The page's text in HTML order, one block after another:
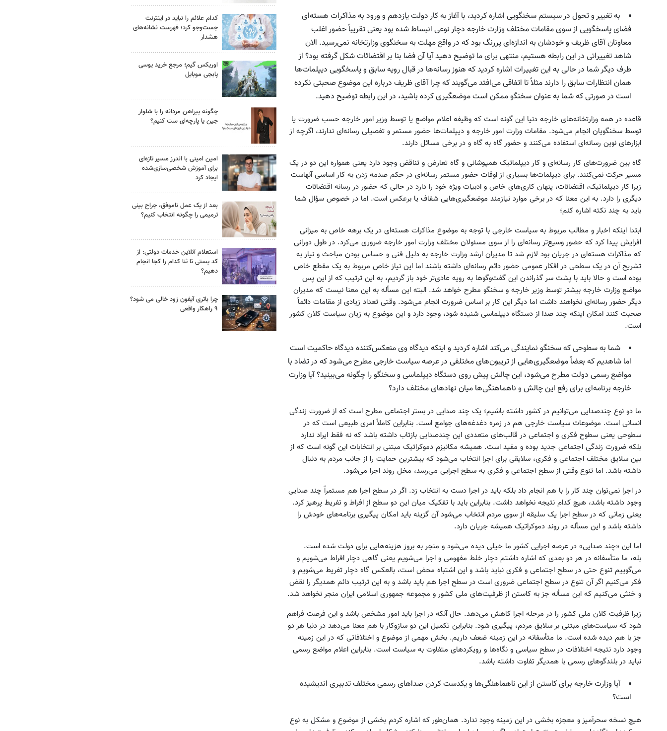
به تغییر و تحول در سیستم سخنگویی اشاره کردید، با آغاز به کار دولت یازدهم و ورود به مذاکرات هسته‌ای
فضای پاسخگویی از سوی مقامات مختلف وزارت خارجه دچار نوعی انبساط شده بود یعنی تقریباً حضور اغلب
معاونان آقای ظریف و خودشان به اندازه‌ای پررنگ بود که در واقع مهلت به سخنگوی وزارتخانه نمی‌رسید. الان
شاهد تغییراتی در این رابطه هستیم، منتهی برای ما توضیح دهید آیا آن فضا بنا بر اقتضائات شکل گرفته بود؟ از
طرف دیگر شما در حالی به این تغییرات اشاره کردید که هنوز رسانه‌ها در قبال رویه سابق و پاسخگویی دیپلمات‌ها
همان انتظارات سابق را دارند مثلاً تا اتفاقی می‌افتد می‌گویند که چرا آقای ظریف درباره این موضوع صحبتی نکرده
است در صورتی که شما به عنوان سخنگو ممکن است موضعگیری کرده باشید، در این رابطه توضیح دهید.
قاعده در همه وزارتخانه‌های خارجه دنیا این گونه است که وظیفه اعلام مواضع یا توسط وزیر امور خارجه حسب ضرورت یا
توسط سخنگویان انجام می‌شود. مقامات وزارت امور خارجه و دیپلمات‌ها حضور مستمر و تفصیلی رسانه‌ای ندارند، اگرچه از
ابزارهای نوین رسانه‌ای استفاده می‌کنند و حضور گاه به گاه و در برخی مسائل دارند.
گاه بین ضرورت‌های کار رسانه‌ای و کار دیپلماتیک همپوشانی و گاه تعارض و تناقض وجود دارد یعنی همواره این دو در یک
مسیر حرکت نمی‌کنند. برای دیپلمات‌ها بسیاری از اوقات حضور مستمر رسانه‌ای در حکم صدمه زدن به کار اساسی آنهاست
زیرا کار دیپلماتیک، اقتضائات، پنهان کاری‌های خاص و ادبیات ویژه خود را دارد در حالی که حضور در رسانه اقتضائات
دیگری را دارد. به این معنا که در برخی موارد نیازمند موضعگیری‌هایی شفاف یا برعکس است. اما در خصوص سؤال شما
باید به چند نکته اشاره کنم؛
ابتدا اینکه اخبار و مطالب مربوط به سیاست خارجی با توجه به موضوع مذاکرات هسته‌ای در یک برهه خاص به میزانی
افزایش پیدا کرد که حضور وسیع‌تر رسانه‌ای را از سوی مسئولان مختلف وزارت امور خارجه ضروری می‌کرد. در طول دورانی
که مذاکرات هسته‌ای در جریان بود لازم شد تا مدیران ارشد وزارت خارجه به دلیل فنی و حساس بودن مباحث و نیاز به
تشریح آن در یک سطحی در افکار عمومی حضور دائم رسانه‌ای داشته باشند اما این نیاز خاص مربوط به یک مقطع خاص
بوده است و حالا باید با پشت سر گذراندن این گفت‌و‌گوها به رویه عادی‌تر خود باز گردیم، به این ترتیب که از این پس
مواضع وزارت خارجه بیشتر توسط وزیر خارجه و سخنگو مطرح خواهد شد. البته این مسأله به این معنا نیست که مدیران
دیگر حضور رسانه‌ای نخواهند داشت اما دیگر این کار بر اساس ضرورت انجام می‌شود. وقتی تعداد زیادی از مقامات دائماً
صحبت کنند امکان اینکه چند صدا از دستگاه دیپلماسی شنیده شود، وجود دارد و این موضوع به زیان سیاست کلان کشور
است.
شما به سطوحی که سخنگو نمایندگی می‌کند اشاره کردید و اینکه دیدگاه وی منعکس‌کننده دیدگاه حاکمیت است
اما شاهدیم که بعضاً موضعگیری‌هایی از تریبون‌های مختلفی در عرصه سیاست خارجی مطرح می‌شود که در تضاد با
مواضع رسمی دولت مطرح می‌شود، این چالش پیش روی دستگاه دیپلماسی و سخنگو را چگونه می‌بینید؟ آیا وزارت
خارجه برنامه‌ای برای رفع این چالش و ناهماهنگی‌ها میان نهادهای مختلف دارد؟
ما دو نوع چندصدایی می‌توانیم در کشور داشته باشیم؛ یک چند صدایی در بستر اجتماعی مطرح است که از ضرورت زندگی
انسانی است. موضوعات سیاست خارجی هم در زمره دغدغه‌های جوامع است. بنابراین کاملاً امری طبیعی است که در
سطوحی یعنی سطوح فکری و اجتماعی در قالب‌های متعددی این چندصدایی بازتاب داشته باشد که نه فقط ایراد ندارد
بلکه ضرورت زندگی اجتماعی جدید بوده و مفید است. همیشه مکانیزم دموکراتیک مبتنی بر انتخابات این گونه است که از
بین سلایق مختلف اجتماعی و فکری، سلایقی برای اجرا انتخاب می‌شود که بیشترین حمایت را از جانب مردم به دنبال
داشته باشد. اما تنوع وقتی از سطح اجتماعی و فکری به سطح اجرایی می‌رسد، مخل روند اجرا می‌شود.
در اجرا نمی‌توان چند کار را با هم انجام داد بلکه باید در اجرا دست به انتخاب زد. اگر در سطح اجرا هم مستمراً چند صدایی
وجود داشته باشد، هیچ کدام نتیجه نخواهد داشت. بنابراین باید با تفکیک میان این دو سطح از افراط و تفریط پرهیز کرد.
یعنی زمانی که در سطح اجرا یک سلیقه از سوی مردم انتخاب می‌شود آن گزینه باید امکان پیگیری برنامه‌های خودش را
داشته باشد و این مسأله در روند دموکراتیک همیشه جریان دارد.
اما این «چند صدایی» در عرصه اجرایی کشور ما خیلی دیده می‌شود و منجر به بروز هزینه‌هایی برای دولت شده است.
بله، ما متأسفانه در هر دو بعدی که اشاره داشتم دچار خلط مفهومی و اجرا می‌شویم یعنی گاهی دچار افراط می‌شویم و
می‌گوییم تنوع حتی در سطح اجتماعی و فکری نباید باشد و این اشتباه محض است، بالعکس گاه دچار تفریط می‌شویم و
فکر می‌کنیم اگر آن تنوع در سطح اجتماعی ضروری است در سطح اجرا هم باید باشد و به این ترتیب دائم همدیگر را نقض
و خنثی می‌کنیم که این مسأله جز به کاستن از ظرفیت‌های ملی کشور و مجموعه جمهوری اسلامی ایران منجر نخواهد شد.
زیرا ظرفیت کلان ملی کشور را در مرحله اجرا کاهش می‌دهد. حال آنکه در اجرا باید امور مشخص باشد و این فرصت فراهم
شود که سیاست‌های مبتنی بر سلایق مردم، پیگیری شود. بنابراین تکمیل این دو سازوکار با هم معنا می‌دهد در دنیا هر دو
جز با هم دیده شده است. ما متأسفانه در این زمینه ضعف داریم. بخش مهمی از موضوع و اختلافاتی که در این زمینه
وجود دارد نتیجه اختلافات در سطح سیاسی و نگاه‌ها و رویکردهای متفاوت به سیاست است. بنابراین اعلام مواضع رسمی
نباید در بلندگوهای رسمی با همدیگر تفاوت داشته باشد.
آیا وزارت خارجه برای کاستن از این ناهماهنگی‌ها و یکدست کردن صداهای رسمی مختلف تدبیری اندیشیده
است؟
هیچ نسخه سحرآمیز و معجزه بخشی در این زمینه وجود ندارد. همان‌طور که اشاره کردم بخشی از موضوع و مشکل به نوع
کدام علائم را نباید در اینترنت
جست‌وجو کرد؛ فهرست نشانه‌های
هشدار
اوریکس گیم؛ مرجع خرید یوسی
پابجی موبایل
چگونه پیراهن مردانه را با شلوار
جین یا پارچه‌ای ست کنیم؟
امین امینی با اندرز مسیر تازه‌ای
برای آموزش شخصی‌سازی‌شده
ایجاد کرد
بعد از یک عمل ناموفق، جراح بینی
ترمیمی را چگونه انتخاب کنیم؟
استعلام آنلاین خدمات دولتی: از
کد پستی تا ثنا کدام را کجا انجام
دهیم؟
چرا باتری آیفون زود خالی می شود؟
۹ راهکار واقعی